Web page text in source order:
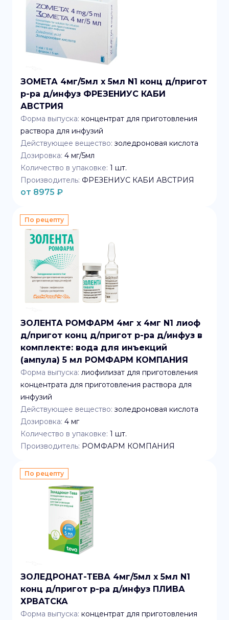
ЗОМЕТА 4мг/5мл x 5мл N1 конц д/пригот
р-ра д/инфуз ФРЕЗЕНИУС КАБИ
АВСТРИЯ
Форма выпуска: концентрат для приготовления
раствора для инфузий
Действующее вещество: золедроновая кислота
Дозировка: 4 мг/5мл
Количество в упаковке: 1 шт.
Производитель: ФРЕЗЕНИУС КАБИ АВСТРИЯ
от 8975 ₽
По рецепту
ЗОЛЕНТА РОМФАРМ 4мг x 4мг N1 лиоф
д/пригот конц д/пригот р-ра д/инфуз в
комплекте: вода для инъекций
(ампула) 5 мл РОМФАРМ КОМПАНИЯ
Форма выпуска: лиофилизат для приготовления
концентрата для приготовления раствора для
инфузий
Действующее вещество: золедроновая кислота
Дозировка: 4 мг
Количество в упаковке: 1 шт.
Производитель: РОМФАРМ КОМПАНИЯ
По рецепту
ЗОЛЕДРОНАТ-ТЕВА 4мг/5мл x 5мл N1
конц д/пригот р-ра д/инфуз ПЛИВА
ХРВАТСКА
Форма выпуска: концентрат для приготовления